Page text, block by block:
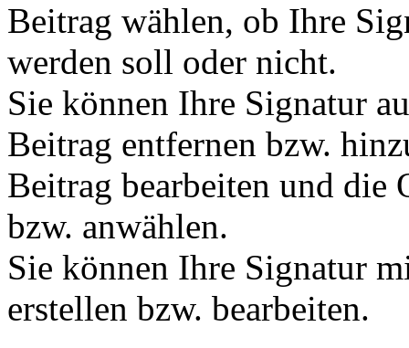
Beitrag wählen, ob Ihre
werden soll oder nicht.
Sie können Ihre Signatur
Beitrag entfernen bzw.
Beitrag bearbeiten und die
bzw. anwählen.
Sie können Ihre Signatur
erstellen bzw. bearbeiten.